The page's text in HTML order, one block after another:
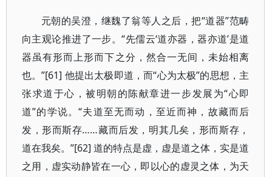
元朝的吴澄，继魏了翁等人之后，把“道器”范畴
向主观论推进了一步。“先儒云‘道亦器，器亦道’是道
器虽有形而上形而下之分，然合一无间，未始相离
也。”[61] 他提出太极即道，而“心为太极”的思想，主
张求道于心，被明朝的陈献章进一步发展为“心即
道”的学说。“夫道至无而动，至近而神，故藏而后
发，形而斯存……藏而后发，明其几矣，形而斯存，
道在我矣。”[62] 道的特点是虚，虚是道之体，实是道
之用，虚实动静皆在一心，即以心的虚灵之体，为天